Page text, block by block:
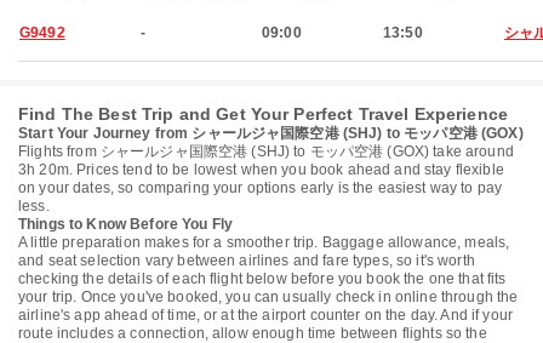
G9492 - 09:00 13:50 シャ
Find The Best Trip and Get Your Perfect Travel Experience
Start Your Journey from シャールジャ国際空港 (SHJ) to モッパ空港 (GOX)
Flights from シャールジャ国際空港 (SHJ) to モッパ空港 (GOX) take around
3h 20m. Prices tend to be lowest when you book ahead and stay flexible
on your dates, so comparing your options early is the easiest way to pay
less.
Things to Know Before You Fly
A little preparation makes for a smoother trip. Baggage allowance, meals,
and seat selection vary between airlines and fare types, so it's worth
checking the details of each flight below before you book the one that fits
your trip. Once you've booked, you can usually check in online through the
airline's app ahead of time, or at the airport counter on the day. And if your
route includes a connection, allow enough time between flights so the